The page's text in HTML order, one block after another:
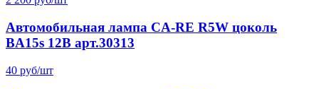
Автомобильная лампа CA-RE R5W цоколь
BA15s 12В арт.30313
40 руб/шт